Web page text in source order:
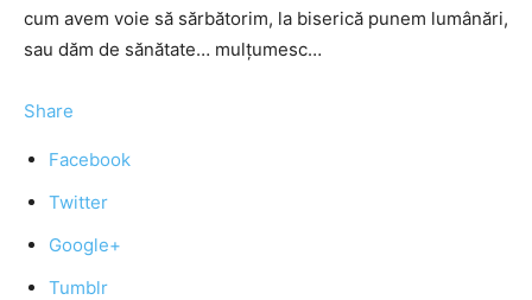
cum avem voie să sărbătorim, la biserică punem lumânări,
sau dăm de sănătate… mulțumesc…
Share
Facebook
Twitter
Google+
Tumblr